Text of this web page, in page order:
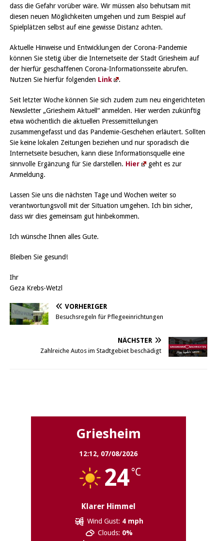
dass die Gefahr vorüber wäre. Wir müssen also behutsam mit
diesen neuen Möglichkeiten umgehen und zum Beispiel auf
Spielplätzen selbst auf eine gewisse Distanz achten.
Aktuelle Hinweise und Entwicklungen der Corona-Pandemie
können Sie stetig über die Internetseite der Stadt Griesheim auf
der hierfür geschaffenen Corona-Informationsseite abrufen.
Nutzen Sie hierfür folgenden Link .
Seit letzter Woche können Sie sich zudem zum neu eingerichteten
Newsletter „Griesheim Aktuell“ anmelden. Hier werden zukünftig
etwa wöchentlich die aktuellen Pressemitteilungen
zusammengefasst und das Pandemie-Geschehen erläutert. Sollten
Sie keine lokalen Zeitungen beziehen und nur sporadisch die
Internetseite besuchen, kann diese Informationsquelle eine
sinnvolle Ergänzung für Sie darstellen. Hier
geht es zur
Anmeldung.
Lassen Sie uns die nächsten Tage und Wochen weiter so
verantwortungsvoll mit der Situation umgehen. Ich bin sicher,
dass wir dies gemeinsam gut hinbekommen.
Ich wünsche Ihnen alles Gute.
Bleiben Sie gesund!
Ihr
Geza Krebs-Wetzl
VORHERIGER
Besuchsregeln für Pflegeeinrichtungen
NÄCHSTER
Zahlreiche Autos im Stadtgebiet beschädigt
Griesheim
12:12, 07/08/2026
24°C
Klarer Himmel
Wind Gust: 4 mph
Clouds: 0%